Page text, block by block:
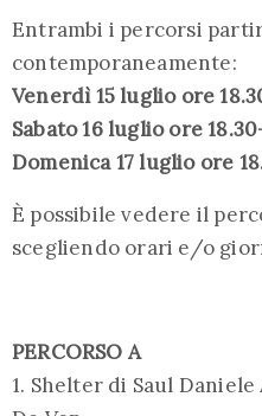
Entrambi i percorsi
contemporaneamente:
Venerdì 15 luglio ore
Sabato 16 luglio ore
Domenica 17 luglio ore
È possibile vedere il
scegliendo orari e/o
PERCORSO A
1. Shelter di Saul